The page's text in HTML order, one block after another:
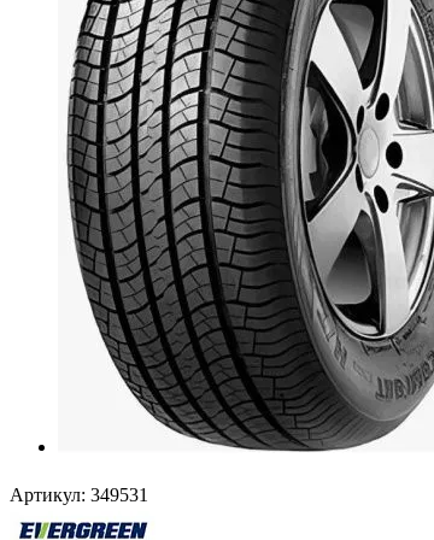
Артикул: 349531